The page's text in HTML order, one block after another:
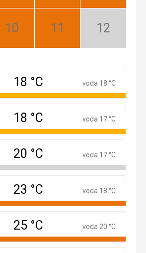
Říjen:
Listopad:
Prosinec:
18 °C voda 18 °C
18 °C voda 17 °C
20 °C voda 17 °C
23 °C voda 18 °C
25 °C voda 20 °C